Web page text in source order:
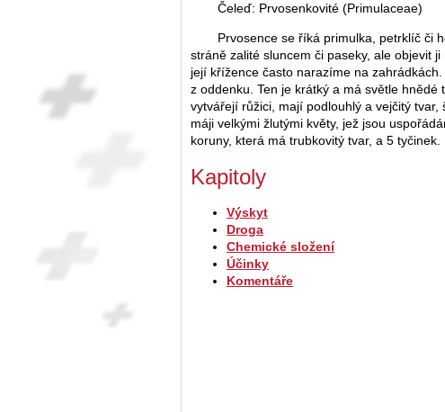
Čeleď: Prvosenkovité (Primulaceae)
Prvosence se říká primulka, petrklíč či
stráně zalité sluncem či paseky, ale objevit
její křížence často narazíme na
z oddenku. Ten je krátký a má světle
vytvářejí růžici, mají podlouhlý a vejčitý
máji velkými žlutými květy, jež jsou
koruny, která má trubkovitý tvar, a 5
Kapitoly
Výskyt
Droga
Chemické složení
Účinky
Komentáře